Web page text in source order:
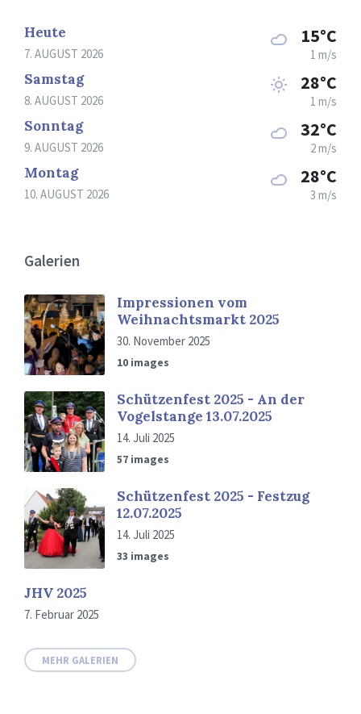
Heute
7. AUGUST 2026
15°C
1 m/s
Samstag
8. AUGUST 2026
28°C
1 m/s
Sonntag
9. AUGUST 2026
32°C
2 m/s
Montag
10. AUGUST 2026
28°C
3 m/s
Galerien
Impressionen vom
Weihnachtsmarkt 2025
30. November 2025
10 images
Schützenfest 2025 - An der
Vogelstange 13.07.2025
14. Juli 2025
57 images
Schützenfest 2025 - Festzug
12.07.2025
14. Juli 2025
33 images
JHV 2025
7. Februar 2025
MEHR GALERIEN